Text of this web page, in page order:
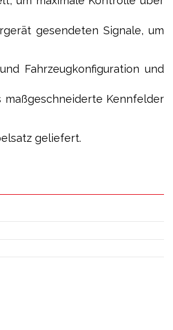
gesendeten Signale, um
Fahrzeugkonfiguration und
Kennfelder
geliefert.